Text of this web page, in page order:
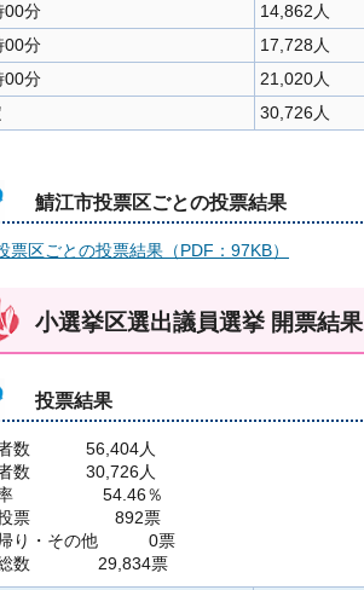
00分
14,862人
00分
17,728人
00分
21,020人
30,726人
鯖江市投票区ごとの投票結果
票区ごとの投票結果（PDF：97KB）
小選挙区選出議員選挙 開票結果
投票結果
者数 56,404人
者数 30,726人
率 54.46％
投票 892票
帰り・その他 0票
総数 29,834票